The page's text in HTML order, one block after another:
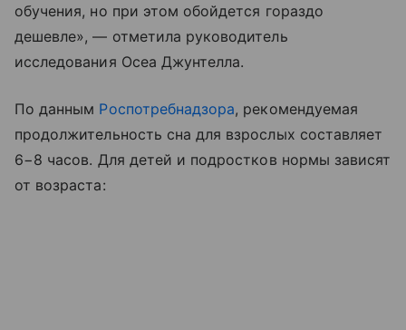
обучения, но при этом обойдется гораздо
дешевле», — отметила руководитель
исследования Осеа Джунтелла.
По данным Роспотребнадзора, рекомендуемая
продолжительность сна для взрослых составляет
6−8 часов. Для детей и подростков нормы зависят
от возраста: